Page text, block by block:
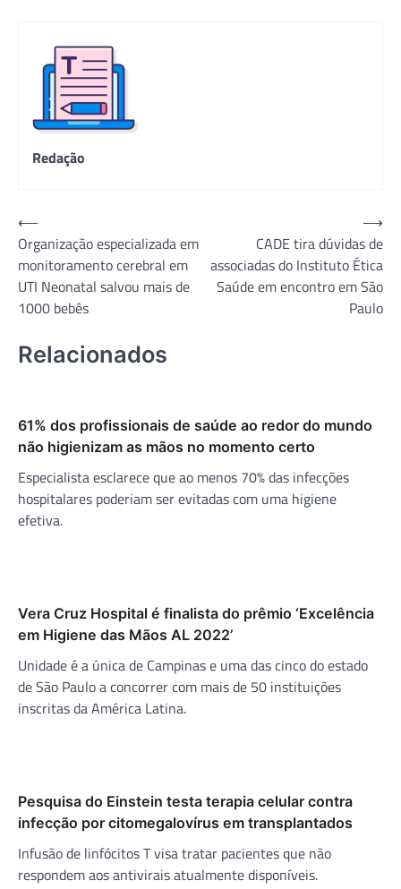
Redação
Navegação
de
Post
⟵
Organização especializada em
monitoramento cerebral em
UTI Neonatal salvou mais de
1000 bebês
CADE tira dúvidas de
associadas do Instituto Ética
Saúde em encontro em São
Paulo
⟶
Relacionados
61% dos profissionais de saúde ao redor do mundo
não higienizam as mãos no momento certo
Especialista esclarece que ao menos 70% das infecções
hospitalares poderiam ser evitadas com uma higiene
efetiva.
Vera Cruz Hospital é finalista do prêmio ‘Excelência
em Higiene das Mãos AL 2022’
Unidade é a única de Campinas e uma das cinco do estado
de São Paulo a concorrer com mais de 50 instituições
inscritas da América Latina.
Pesquisa do Einstein testa terapia celular contra
infecção por citomegalovírus em transplantados
Infusão de linfócitos T visa tratar pacientes que não
respondem aos antivirais atualmente disponíveis.